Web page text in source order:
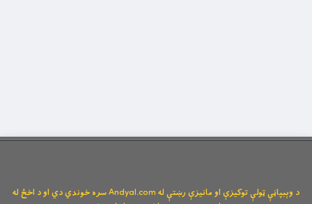
د وېبپاڼې ټولې توکیزې او مانیزې رښتې له Andyal.com سره خوندي دي او د اخځ له